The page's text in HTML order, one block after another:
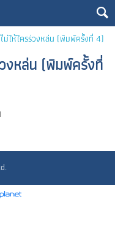
ม่ให้ใครร่วงหล่น (พิมพ์ครั้งที่ 4)
งหล่น (พิมพ์ครั้งที่